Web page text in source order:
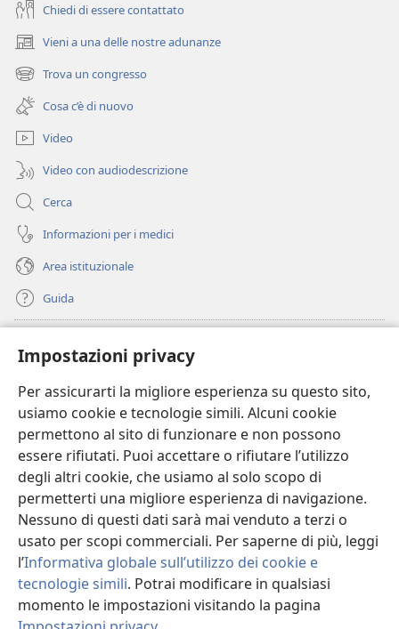
Impostazioni privacy
Per assicurarti la migliore esperienza su questo sito,
usiamo cookie e tecnologie simili. Alcuni cookie
permettono al sito di funzionare e non possono
essere rifiutati. Puoi accettare o rifiutare l’utilizzo
degli altri cookie, che usiamo al solo scopo di
permetterti una migliore esperienza di navigazione.
Nessuno di questi dati sarà mai venduto a terzi o
usato per scopi commerciali. Per saperne di più, leggi
l’Informativa globale sull’utilizzo dei cookie e
tecnologie simili. Potrai modificare in qualsiasi
momento le impostazioni visitando la pagina
Chiedi di essere contattato
Vieni a una delle nostre adunanze
(apre
una
nuova
finestra)
Trova un congresso
(apre
una
nuova
finestra)
Cosa c’è di nuovo
Video
Video con audiodescrizione
Cerca
Informazioni per i medici
Area istituzionale
Guida
(apre
una
nuova
finestra)
BIBLIOTECA ONLINE Watchtower
(apre
una
nuova
finestra)
JW Hub
(apre
una
nuova
finestra)
JW Library
Watchtower Library®
Copyright© 2026 Watch Tower Bible and Tract Society of Pennsylvania.
CONDIZIONI D’USO| INFORMATIVA SULLA PRIVACY